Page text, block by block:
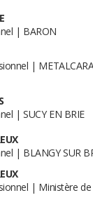
| BARON
|
| SUCY EN BRIE
| BLANGY SUR
| Ministère